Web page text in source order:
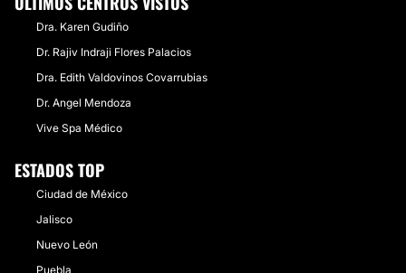
Dra. Karen Gudiño
Dr. Rajiv Indraji Flores Palacios
Dra. Edith Valdovinos Covarrubias
Dr. Angel Mendoza
Vive Spa Médico
ESTADOS TOP
Ciudad de México
Jalisco
Nuevo León
Puebla